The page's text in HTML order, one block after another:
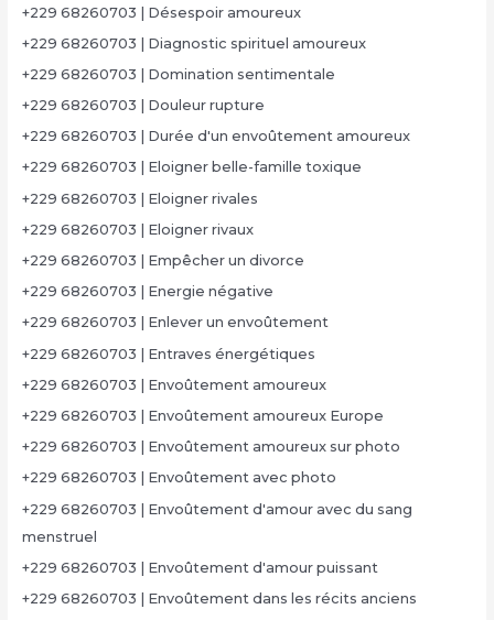
+229 68260703 | Désespoir amoureux
+229 68260703 | Diagnostic spirituel amoureux
+229 68260703 | Domination sentimentale
+229 68260703 | Douleur rupture
+229 68260703 | Durée d'un envoûtement amoureux
+229 68260703 | Eloigner belle-famille toxique
+229 68260703 | Eloigner rivales
+229 68260703 | Eloigner rivaux
+229 68260703 | Empêcher un divorce
+229 68260703 | Energie négative
+229 68260703 | Enlever un envoûtement
+229 68260703 | Entraves énergétiques
+229 68260703 | Envoûtement amoureux
+229 68260703 | Envoûtement amoureux Europe
+229 68260703 | Envoûtement amoureux sur photo
+229 68260703 | Envoûtement avec photo
+229 68260703 | Envoûtement d'amour avec du sang
menstruel
+229 68260703 | Envoûtement d'amour puissant
+229 68260703 | Envoûtement dans les récits anciens